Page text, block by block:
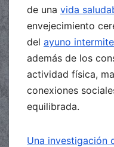
de una vida
envejecimiento
del ayuno
además de los
actividad física,
conexiones
equilibrada.
Una investigación